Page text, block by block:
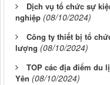
Dịch vụ tổ chức sự
nghiệp (08/10/2024)
Công ty thiết bị tổ
lượng (08/10/2024)
TOP các địa điểm du
Yên (08/10/2024)